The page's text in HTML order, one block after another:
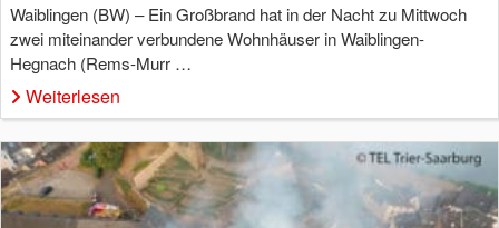
Waiblingen (BW) – Ein Großbrand hat in der Nacht zu Mittwoch
zwei miteinander verbundene Wohnhäuser in Waiblingen-
Hegnach (Rems-Murr …
Weiterlesen